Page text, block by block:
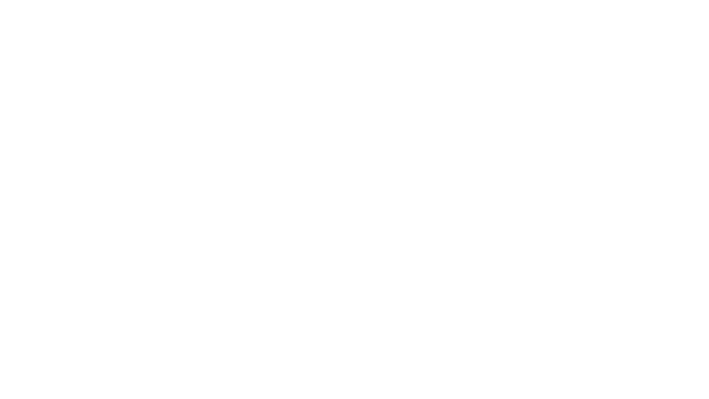
Samuga nebo nadvodní restaurací Hiya
v hlavní bufetové restauraci Samuga
v hlavní bufetové restauraci Samuga
Samuga nebo nadvodní restaurací Hiya
nápojů
Beach Vila, Premium / Water Vila
stolní tenis
vodní sporty